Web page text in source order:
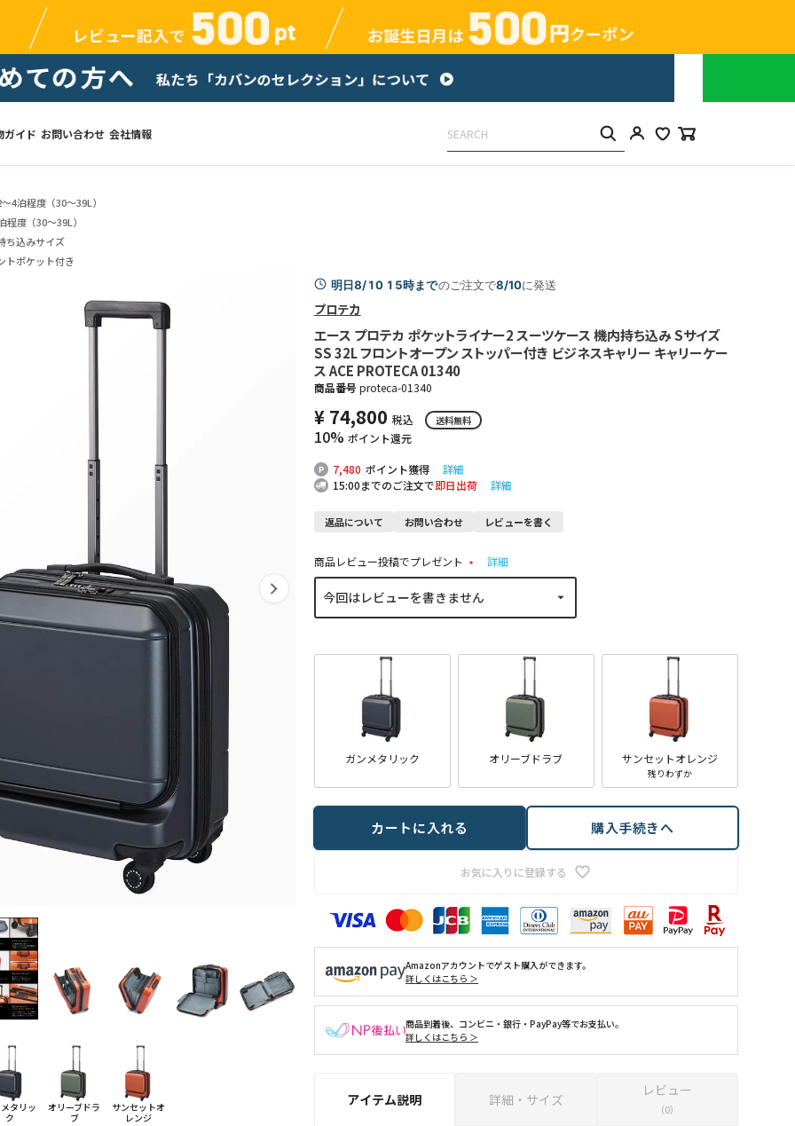
ガイド お問い合わせ 会社情報
4泊程度（30～39L）
程度（30～39L）
ち込みサイズ
トポケット付き
タリッ
ク
オリーブドラ
ブ
サンセットオ
レンジ
明日8/10 15時までのご注文で8/10に発送
プロテカ
エース プロテカ ポケットライナー2 スーツケース 機内持ち込み Sサイズ
SS 32L フロントオープン ストッパー付き ビジネスキャリー キャリーケー
ス ACE PROTECA 01340
商品番号 proteca-01340
¥ 74,800 税込 送料無料
10% ポイント還元
7,480 ポイント獲得
詳細
15:00までのご注文で即日出荷 詳細
返品について お問い合わせ レビューを書く
商品レビュー投稿でプレゼント
(
必
)
詳細
ガンメタリック オリーブドラブ サンセットオレンジ
残りわずか
お気に入りに登録する
カートに入れる 購入手続きへ
Amazonアカウントでゲスト購入ができます。
詳しくはこちら ＞
商品到着後、コンビニ・銀行・PayPay等でお支払い。
詳しくはこちら ＞
アイテム説明 詳細・サイズ
レビュー
（0）